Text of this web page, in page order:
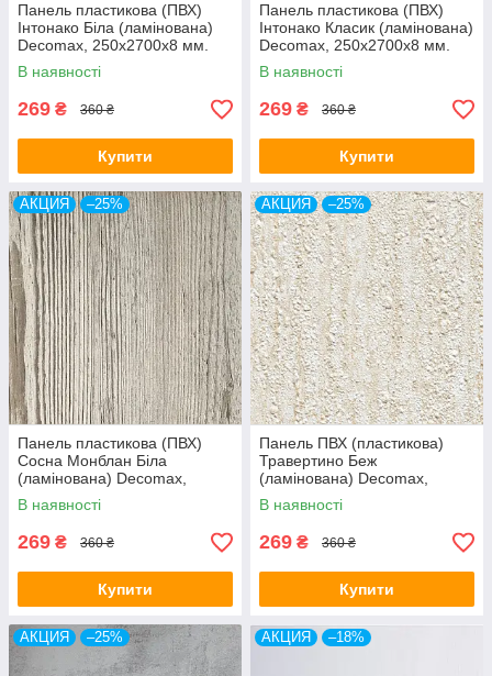
Панель пластикова (ПВХ)
Інтонако Біла (ламінована)
Decomax, 250х2700х8 мм.
В наявності
269 ₴ 360 ₴
Купити
Панель пластикова (ПВХ)
Інтонако Класик (ламінована)
Decomax, 250х2700х8 мм.
В наявності
269 ₴ 360 ₴
Купити
АКЦИЯ –25%
Панель пластикова (ПВХ)
Сосна Монблан Біла
(ламінована) Decomax,
250х2700х8 мм.
В наявності
269 ₴ 360 ₴
Купити
АКЦИЯ –25%
Панель ПВХ (пластикова)
Травертино Беж
(ламінована) Decomax,
250х2700х8 мм.
В наявності
269 ₴ 360 ₴
Купити
АКЦИЯ –25% АКЦИЯ –18%